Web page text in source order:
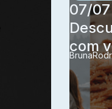
07/
com
Bruna